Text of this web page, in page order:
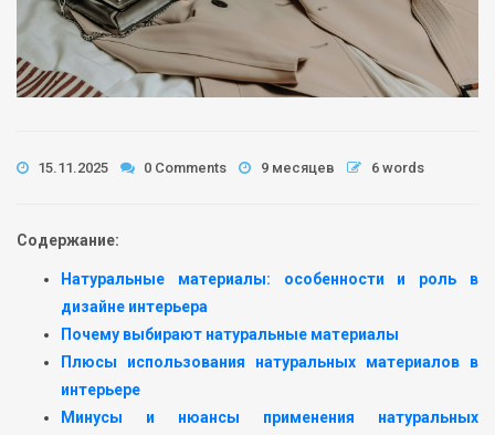
15.11.2025 0 Comments 9 месяцев 6 words
Содержание:
Натуральные материалы: особенности и роль в
дизайне интерьера
Почему выбирают натуральные материалы
Плюсы использования натуральных материалов в
интерьере
Минусы и нюансы применения натуральных